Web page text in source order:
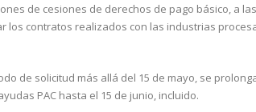
de cesiones de derechos de pago básico, a
los contratos realizados con las industrias
de solicitud más allá del 15 de mayo, se
PAC hasta el 15 de junio, incluido.